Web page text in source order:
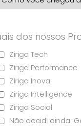
dos nossos
Zíriga Tech
Zíriga Performance
Zíriga Inova
Zíriga Intelligence
Zíriga Social
Não decidi ainda.